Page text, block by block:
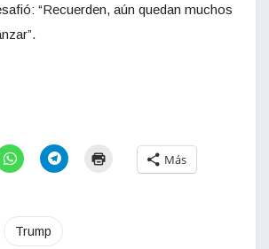
“Recuerden, aún quedan muchos
Más
Trump